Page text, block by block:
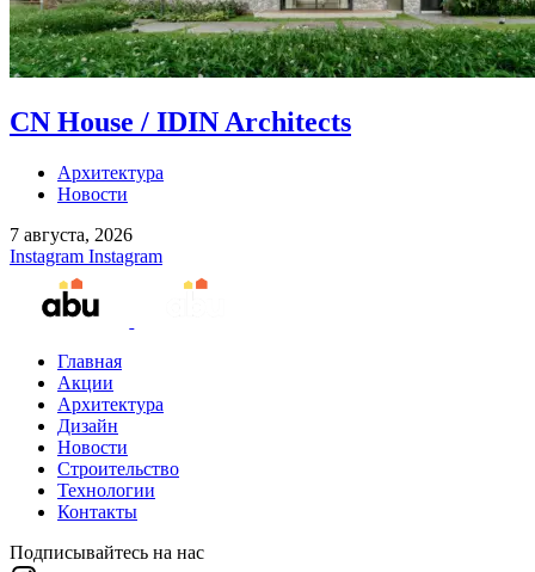
CN House / IDIN Architects
Архитектура
Новости
7 августа, 2026
Instagram Instagram
Главная
Акции
Архитектура
Дизайн
Новости
Строительство
Технологии
Контакты
Подписывайтесь на нас